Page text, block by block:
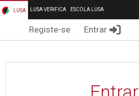
LUSA LUSA VERIFICA ESCOLA LUSA
Registe-se Entrar